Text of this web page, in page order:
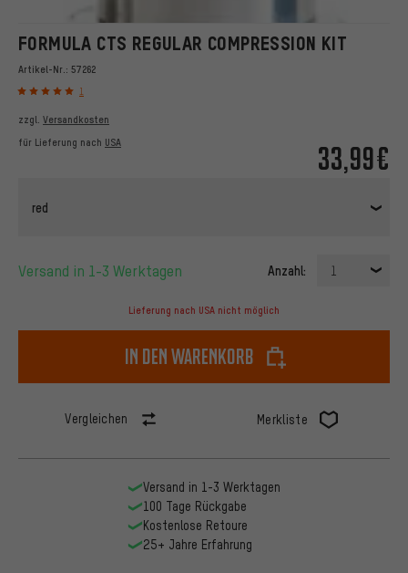
FORMULA CTS REGULAR COMPRESSION KIT
Artikel-Nr.: 57262
1
33,99€
zzgl. Versandkosten
für Lieferung nach USA
red
Versand in 1-3 Werktagen Anzahl: 1
Lieferung nach USA nicht möglich
In den Warenkorb
Vergleichen Merkliste
Versand in 1-3 Werktagen
100 Tage Rückgabe
Kostenlose Retoure
25+ Jahre Erfahrung